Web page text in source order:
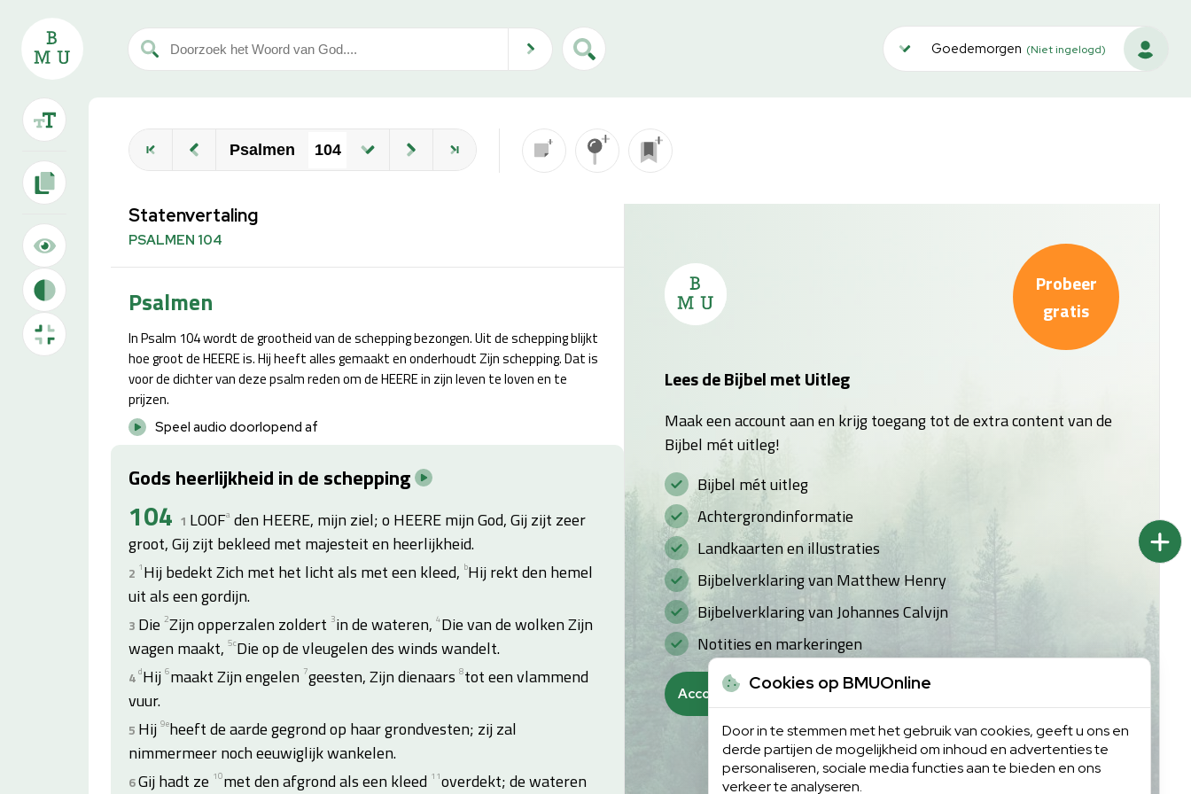
Goedemorgen (Niet ingelogd)
Psalmen
Statenvertaling
PSALMEN 104
Psalmen
In Psalm 104 wordt de grootheid van de schepping bezongen. Uit de schepping blijkt
hoe groot de HEERE is. Hij heeft alles gemaakt en onderhoudt Zijn schepping. Dat is
voor de dichter van deze psalm reden om de HEERE in zijn leven te loven en te
prijzen.
Speel audio doorlopend af
Gods heerlijkheid in de schepping
104 1 LOOFa den HEERE, mijn ziel; o HEERE mijn God, Gij zijt zeer
groot, Gij zijt bekleed met majesteit en heerlijkheid.
2 1 Hij bedekt Zich met het licht als met een kleed, bHij rekt den hemel
uit als een gordijn.
3 Die 2Zijn opperzalen zoldert 3in de wateren, 4Die van de wolken Zijn
wagen maakt, 5cDie op de vleugelen des winds wandelt.
4 dHij 6maakt Zijn engelen 7geesten, Zijn dienaars 8tot een vlammend
vuur.
5 Hij 9eheeft de aarde gegrond op haar grondvesten; zij zal
nimmermeer noch eeuwiglijk wankelen.
6Gij hadt ze 10met den afgrond als een kleed 11overdekt; de wateren
Probeer
gratis
Lees de Bijbel met Uitleg
Maak een account aan en krijg toegang tot de extra content van de
Bijbel mét uitleg!
Bijbel mét uitleg
Achtergrondinformatie
Landkaarten en illustraties
Bijbelverklaring van Matthew Henry
Bijbelverklaring van Johannes Calvijn
Notities en markeringen
Account aanmaken Inloggen
Cookies op BMUOnline
Door in te stemmen met het gebruik van cookies, geeft u ons en
derde partijen de mogelijkheid om inhoud en advertenties te
personaliseren, sociale media functies aan te bieden en ons
verkeer te analyseren.